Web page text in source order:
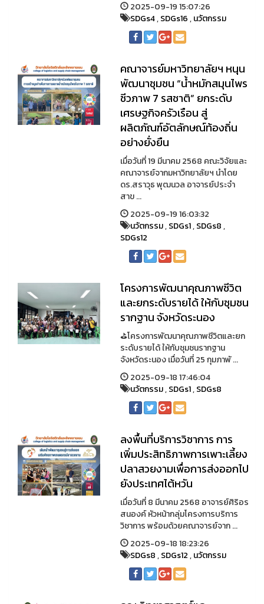
2025-09-19 15:07:26
SDGs4,SDGs16,นวัตกรรม
คณาจารย์มหาวิทยาลัยฯ หนุน
พัฒนาชุมชน “น้ำหมักสมุนไพร
ชีวภาพ 7 รสชาติ” ยกระดับ
เศรษฐกิจครัวเรือน สู่
ผลิตภัณฑ์อัตลักษณ์ท้องถิ่น
อย่างยั่งยืน
เมื่อวันที่ 19 มีนาคม 2568 คณะวิจัยและ
คณาจารย์จากมหาวิทยาลัยฯ นำโดย
ดร.สราวุธ พุฒนวล อาจารย์ประจำ
สาข ...
2025-09-19 16:03:32
นวัตกรรม,SDGs1,SDGs8,
SDGs12
โครงการพัฒนาคุณภาพชีวิต
และยกระดับรายได้ ให้กับชุมชน
รากฐาน จังหวัดระนอง
⛳️โครงการพัฒนาคุณภาพชีวิตและยก
ระดับรายได้ ให้กับชุมชนรากฐาน
จังหวัดระนอง เมื่อวันที่ 25 กุมภาพั ...
2025-09-18 17:46:04
นวัตกรรม,SDGs1,SDGs8
ลงพื้นที่บริการวิชาการ การ
เพิ่มประสิทธิภาพการเพาะเลี้ยง
ปลาสวยงามเพื่อการส่งออกไป
ยังประเทศไต้หวัน
เมื่อวันที่ 8 มีนาคม 2568 อาจารย์ศิริอร
สนองค์ หัวหน้ากลุ่มโครงการบริการ
วิชาการ พร้อมด้วยคณาจารย์จาก ...
2025-09-18 18:23:26
SDGs8,SDGs12,นวัตกรรม